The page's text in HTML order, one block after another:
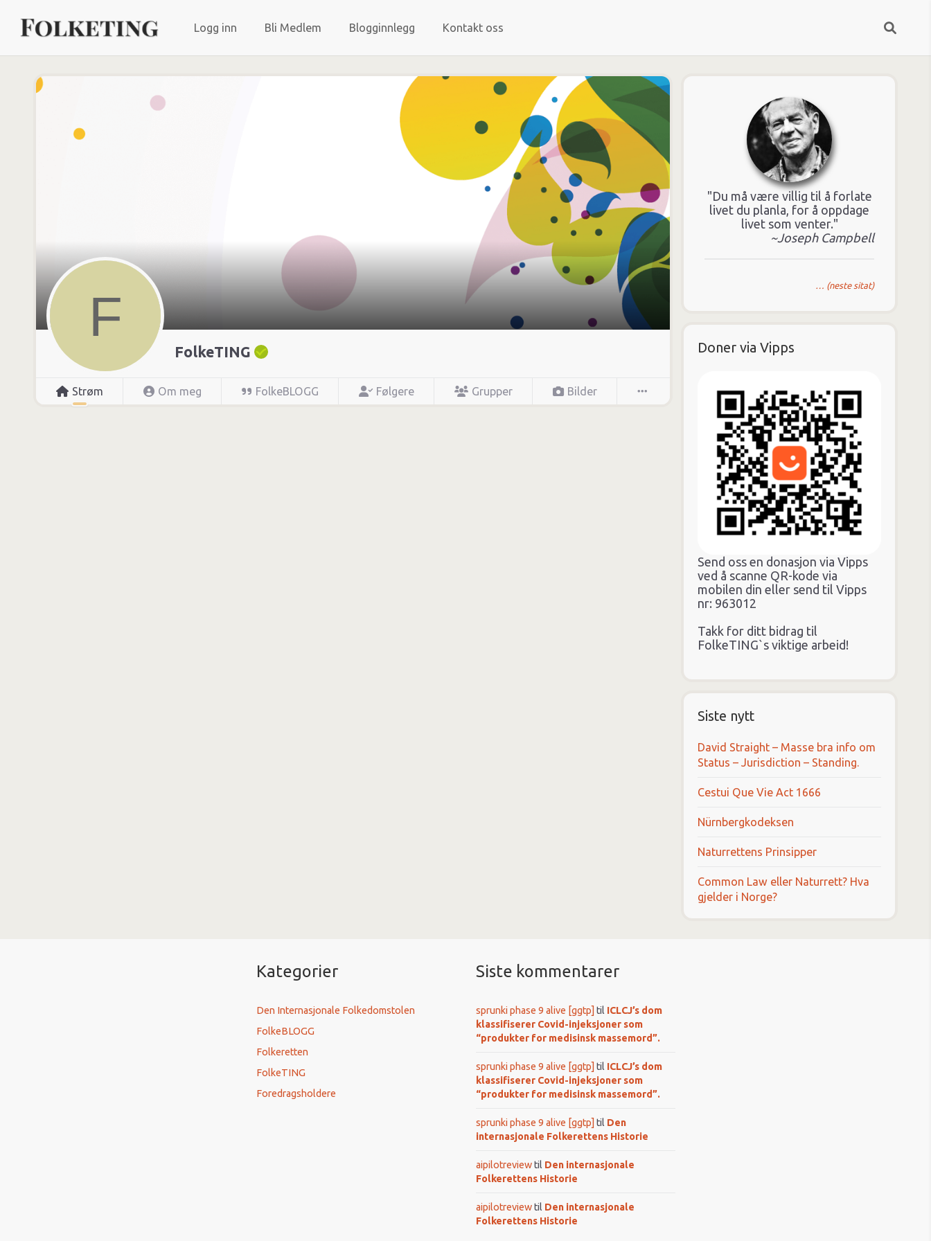
Logg inn Bli Medlem Blogginnlegg Kontakt oss
FolkeTING
Strøm Om meg FolkeBLOGG Følgere Grupper Bilder
"Du må være villig til å forlate
livet du planla, for å oppdage
livet som venter."
~Joseph Campbell
… (neste sitat)
Doner via Vipps
Send oss en donasjon via Vipps
ved å scanne QR-kode via
mobilen din eller send til Vipps
nr: 963012
Takk for ditt bidrag til
FolkeTING`s viktige arbeid!
Siste nytt
David Straight – Masse bra info om
Status – Jurisdiction – Standing.
Cestui Que Vie Act 1666
Nürnbergkodeksen
Naturrettens Prinsipper
Common Law eller Naturrett? Hva
gjelder i Norge?
Kategorier
Den Internasjonale Folkedomstolen
FolkeBLOGG
Folkeretten
FolkeTING
Foredragsholdere
Siste kommentarer
sprunki phase 9 alive [ggtp] til ICLCJ’s dom
klassifiserer Covid-injeksjoner som
“produkter for medisinsk massemord”.
sprunki phase 9 alive [ggtp] til ICLCJ’s dom
klassifiserer Covid-injeksjoner som
“produkter for medisinsk massemord”.
sprunki phase 9 alive [ggtp] til Den
internasjonale Folkerettens Historie
aipilotreviewtil Den internasjonale
Folkerettens Historie
aipilotreviewtil Den internasjonale
Folkerettens Historie